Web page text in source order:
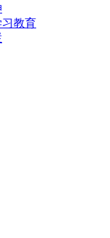
教育